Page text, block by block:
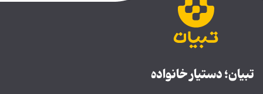
تبیان؛ دستیار خانواده